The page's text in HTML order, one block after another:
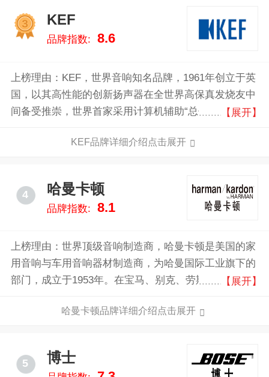
KEF
品牌指数: 8.6
上榜理由：KEF，世界音响知名品牌，1961年创立于英
国，以其高性能的创新扬声器在全世界高保真发烧友中
间备受推崇，世界首家采用计算机辅助“总体系统设【展开】
KEF品牌详细介绍点击展开
4 哈曼卡顿
品牌指数: 8.1
上榜理由：世界顶级音响制造商，哈曼卡顿是美国的家
用音响与车用音响器材制造商，为哈曼国际工业旗下的
部门，成立于1953年。在宝马、别克、劳斯莱斯、奔
【展开】
哈曼卡顿品牌详细介绍点击展开
5 博士